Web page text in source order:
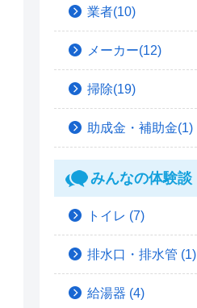
業者(10)
メーカー(12)
掃除(19)
助成金・補助金(1)
みんなの体験談
トイレ (7)
排水口・排水管 (1)
給湯器 (4)